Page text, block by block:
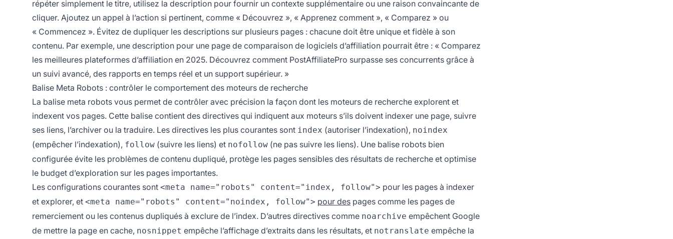
répéter simplement le titre, utilisez la description pour fournir un contexte supplémentaire ou une raison convaincante de
cliquer. Ajoutez un appel à l’action si pertinent, comme « Découvrez », « Apprenez comment », « Comparez » ou
« Commencez ». Évitez de dupliquer les descriptions sur plusieurs pages : chacune doit être unique et fidèle à son
contenu. Par exemple, une description pour une page de comparaison de logiciels d’affiliation pourrait être : « Comparez
les meilleures plateformes d’affiliation en 2025. Découvrez comment PostAffiliatePro surpasse ses concurrents grâce à
un suivi avancé, des rapports en temps réel et un support supérieur. »
Balise Meta Robots : contrôler le comportement des moteurs de recherche
La balise meta robots vous permet de contrôler avec précision la façon dont les moteurs de recherche explorent et
indexent vos pages. Cette balise contient des directives qui indiquent aux moteurs s’ils doivent indexer une page, suivre
ses liens, l’archiver ou la traduire. Les directives les plus courantes sont index (autoriser l’indexation), noindex
(empêcher l’indexation), follow (suivre les liens) et nofollow (ne pas suivre les liens). Une balise robots bien
configurée évite les problèmes de contenu dupliqué, protège les pages sensibles des résultats de recherche et optimise
le budget d’exploration sur les pages importantes.
Les configurations courantes sont <meta name="robots" content="index, follow"> pour les pages à indexer
et explorer, et <meta name="robots" content="noindex, follow"> pour des pages comme les pages de
remerciement ou les contenus dupliqués à exclure de l’index. D’autres directives comme noarchive empêchent Google
de mettre la page en cache, nosnippet empêche l’affichage d’extraits dans les résultats, et notranslate empêche la